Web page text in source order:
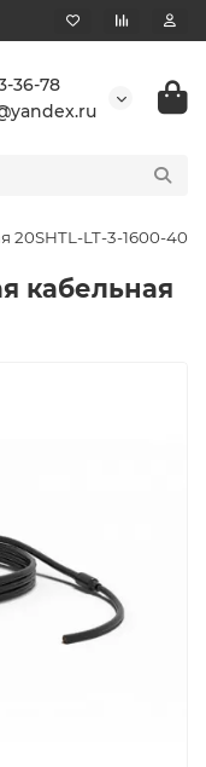
36-78
20SHTL-LT-3-1600-40
кабельная